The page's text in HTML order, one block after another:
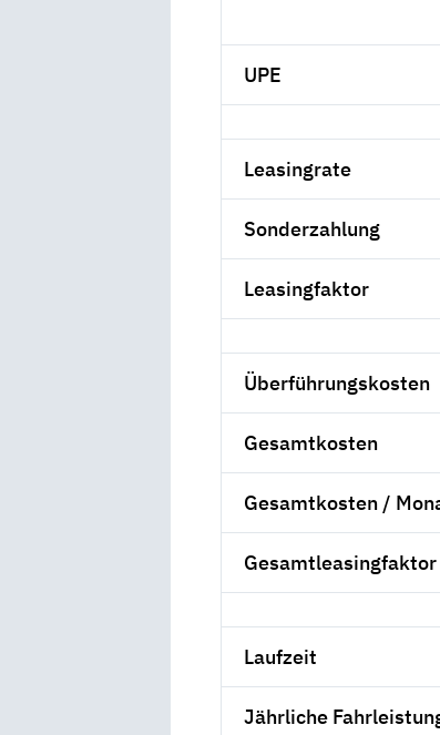
UPE
Leasingrate
Sonderzahlung
Leasingfaktor
Überführungskosten
Gesamtkosten
Gesamtkosten /
Gesamtleasingfaktor
Laufzeit
Jährliche